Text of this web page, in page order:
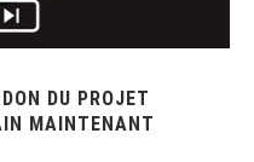
DU PROJET
MAINTENANT